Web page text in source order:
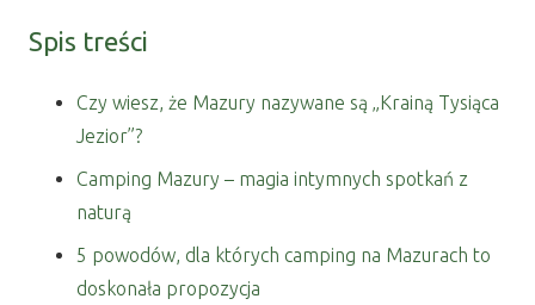
Spis treści
Czy wiesz, że Mazury nazywane są „Krainą Tysiąca
Jezior”?
Camping Mazury – magia intymnych spotkań z
naturą
5 powodów, dla których camping na Mazurach to
doskonała propozycja